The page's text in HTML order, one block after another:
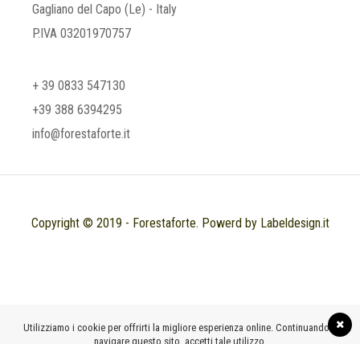
Gagliano del Capo (Le) - Italy
P.IVA 03201970757
+ 39 0833 547130
+39 388 6394295
info@forestaforte.it
Copyright © 2019 - Forestaforte. Powerd by Labeldesign.it
Utilizziamo i cookie per offrirti la migliore esperienza online. Continuando a
navigare questo sito, accetti tale utilizzo.